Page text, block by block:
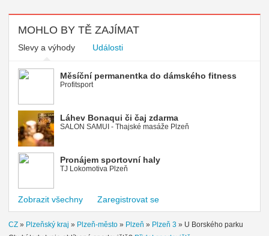
MOHLO BY TĚ ZAJÍMAT
Slevy a výhody Události
Měsíční permanentka do dámského fitness
Profitsport
Láhev Bonaqui či čaj zdarma
SALON SAMUI - Thajské masáže Plzeň
Pronájem sportovní haly
TJ Lokomotiva Plzeň
Zobrazit všechny Zaregistrovat se
CZ » Plzeňský kraj » Plzeň-město » Plzeň » Plzeň 3 » U Borského parku